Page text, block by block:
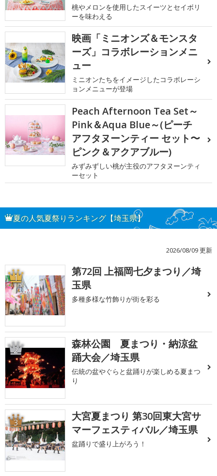
桃やメロンを使用したスイーツとセイボリ
ーを味わえる
映画「ミニオンズ＆モンスタ
ーズ」コラボレーションメニ
ュー
ミニオンたちをイメージしたコラボレーシ
ョンメニューが登場
Peach Afternoon Tea Set～
Pink＆Aqua Blue～(ピーチ
アフタヌーンティー セット〜
ピンク＆アクアブルー)
みずみずしい桃が主役のアフタヌーンティ
ーセット
夏の人気夏祭りランキング【埼玉県】
2026/08/09 更新
1
第72回 上福岡七夕まつり／埼
玉県
多種多様な竹飾りが街を彩る
2
森林公園 夏まつり・納涼盆
踊大会／埼玉県
伝統の盆やぐらと盆踊りが楽しめる夏まつ
り
3
大宮夏まつり 第30回東大宮サ
マーフェスティバル／埼玉県
盆踊りで盛り上がろう！